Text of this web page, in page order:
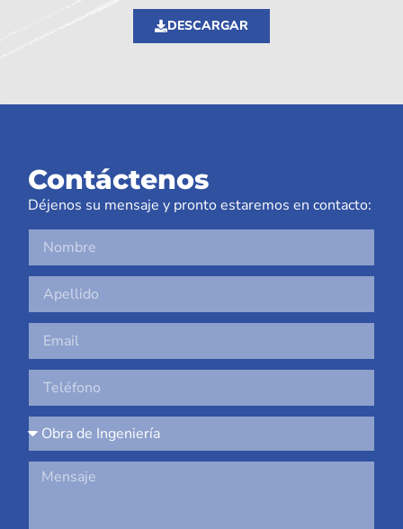
DESCARGAR
Contáctenos
Déjenos su mensaje y pronto estaremos en contacto: